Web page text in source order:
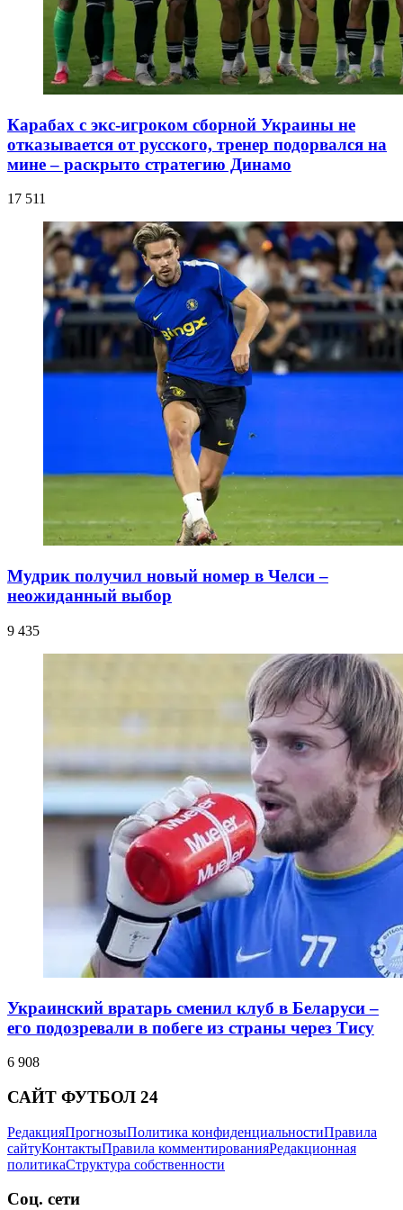
Карабах с экс-игроком сборной Украины не
отказывается от русского, тренер подорвался на
мине – раскрыто стратегию Динамо
17 511
Мудрик получил новый номер в Челси –
неожиданный выбор
9 435
Украинский вратарь сменил клуб в Беларуси –
его подозревали в побеге из страны через Тису
6 908
САЙТ ФУТБОЛ 24
РедакцияПрогнозыПолитика конфиденциальностиПравила
сайтуКонтактыПравила комментированияРедакционная
политикаСтруктура собственности
Соц. сети